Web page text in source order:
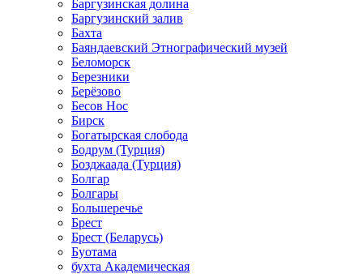
Баргузинская долина
Баргузинский залив
Бахта
Баяндаевский Этнографический музей
Беломорск
Березники
Берёзово
Бесов Нос
Бирск
Богатырская слобода
Бодрум (Турция)
Бозджаада (Турция)
Болгар
Болгары
Большеречье
Брест
Брест (Беларусь)
Буотама
бухта Академическая